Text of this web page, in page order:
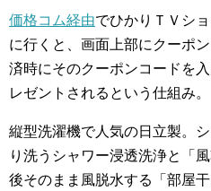
価格コム経由でひかりＴＶシ
に行くと、画面上部にクーポ
済時にそのクーポンコードを
レゼントされるという仕組み。
縦型洗濯機で人気の日立製。
り洗うシャワー浸透洗浄と「
後そのまま風脱水する「部屋